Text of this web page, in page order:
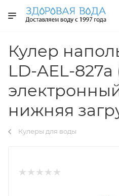
Кулер
LD-AEL-
нижняя
Кулеры для воды